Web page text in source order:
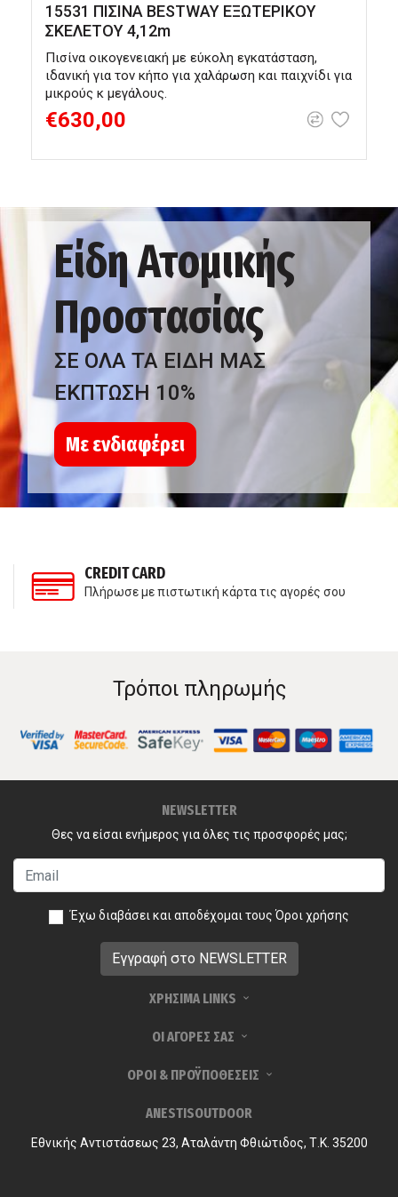
15531 ΠΙΣΙΝΑ BESTWAY ΕΞΩΤΕΡΙΚΟΥ
ΣΚΕΛΕΤΟΥ 4,12m
Πισίνα οικογενειακή με εύκολη εγκατάσταση,
ιδανική για τον κήπο για χαλάρωση και παιχνίδι για
μικρούς κ μεγάλους.
€630,00
Είδη Ατομικής
Προστασίας
ΣΕ ΟΛΑ ΤΑ ΕΙΔΗ ΜΑΣ
ΕΚΠΤΩΣΗ 10%
Με ενδιαφέρει
CREDIT CARD
Πλήρωσε με πιστωτική κάρτα τις αγορές σου
Τρόποι πληρωμής
NEWSLETTER
Θες να είσαι ενήμερος για όλες τις προσφορές μας;
Έχω διαβάσει και αποδέχομαι τους Όροι χρήσης
ΧΡΗΣΙΜΑ LINKS
ΟΙ ΑΓΟΡΕΣ ΣΑΣ
ΟΡΟΙ & ΠΡΟΫΠΟΘΕΣΕΙΣ
ANESTISOUTDOOR
Εθνικής Αντιστάσεως 23, Αταλάντη Φθιώτιδος, Τ.Κ. 35200